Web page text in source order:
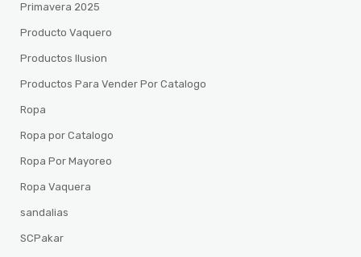
Primavera 2025
Producto Vaquero
Productos Ilusion
Productos Para Vender Por Catalogo
Ropa
Ropa por Catalogo
Ropa Por Mayoreo
Ropa Vaquera
sandalias
SCPakar